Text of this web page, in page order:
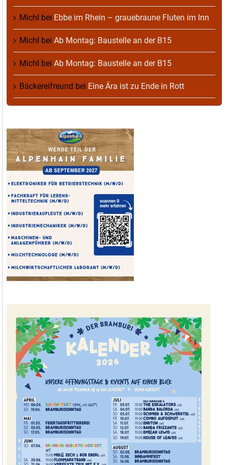
Michl bei Ebbe im Rhein – grauebraune Fluten im Inn
Michl bei Ab Montag: Baustelle an der B15
Michl bei Ab Montag: Baustelle an der B15
Bäckereifreund bei Eine Ära ist zu Ende in Rott